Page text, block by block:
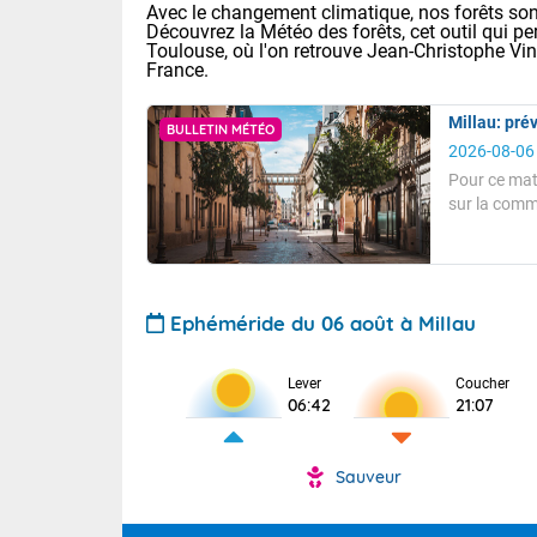
Pour la
Cette
Tendance
Avec le changement climatique, nos forêts
Découvrez la Météo des forêts, cet outil qui
Toulouse, où l'on retrouve Jean-Christophe
France.
BULLETIN MÉTÉO
Millau:
2026-08-
Pour ce
sur la
A 8 heures,
hectopascals.
Beau temps
Température
Petit vent
Ephéméride du 06 août à Millau
Lever
06:42
Coucher
21:07
Sauveur
Voici les
: 18/23
Lille : 19/24
Risque
orange
Sur le Sud-